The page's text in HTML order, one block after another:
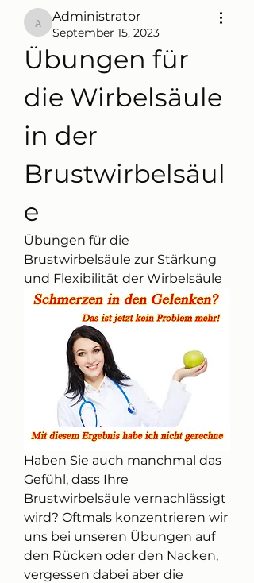
Administrator
Administrator
September 15, 2023
Übungen für
die Wirbelsäule
in der
Brustwirbelsäul
e
Übungen für die
Brustwirbelsäule zur Stärkung
und Flexibilität der Wirbelsäule
Haben Sie auch manchmal das
Gefühl, dass Ihre
Brustwirbelsäule vernachlässigt
wird? Oftmals konzentrieren wir
uns bei unseren Übungen auf
den Rücken oder den Nacken,
vergessen dabei aber die